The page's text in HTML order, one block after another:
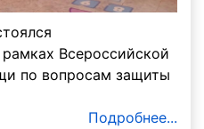
Всероссийской
по вопросам защиты
Подробнее...